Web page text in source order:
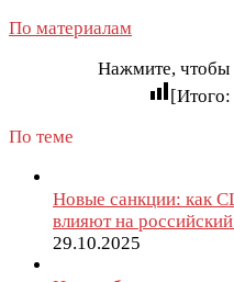
По материалам
Нажмите, чтобы
[Итого:
По теме
Новые санкции: как
влияют на
29.10.2025